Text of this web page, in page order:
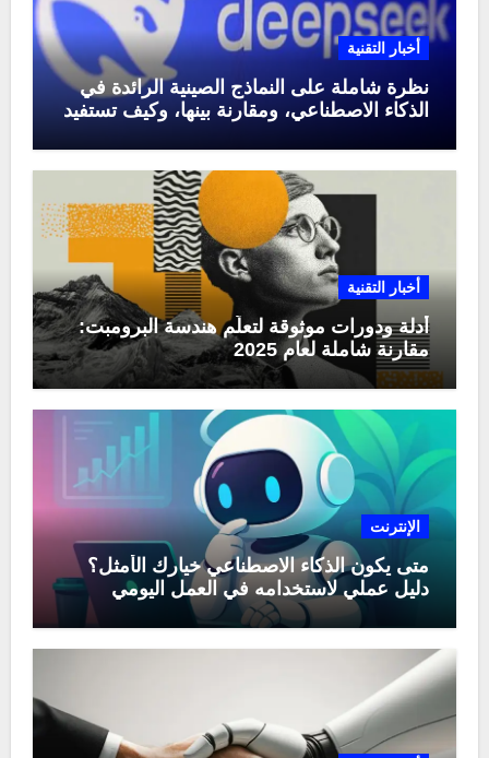
أخبار التقنية
نظرة شاملة على النماذج الصينية الرائدة في
الذكاء الاصطناعي، ومقارنة بينها، وكيف تستفيد
أخبار التقنية
أدلة ودورات موثوقة لتعلّم هندسة البرومبت:
مقارنة شاملة لعام 2025
الإنترنت
متى يكون الذكاء الاصطناعي خيارك الأمثل؟
دليل عملي لاستخدامه في العمل اليومي